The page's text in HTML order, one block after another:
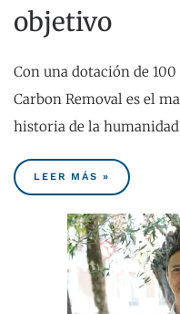
objetivo
Con una dotación de
Carbon Removal es el
historia de la
LEER MÁS »